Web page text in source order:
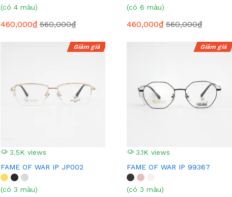
(có 4 màu)
460,000₫560,000₫
(có 6 màu)
460,000₫ 560,000₫
3.5K views
Giảm giá
FAME OF WAR IP JP002
(có 3 màu)
3.1K views
Giảm giá
FAME OF WAR IP 99367
(có 3 màu)